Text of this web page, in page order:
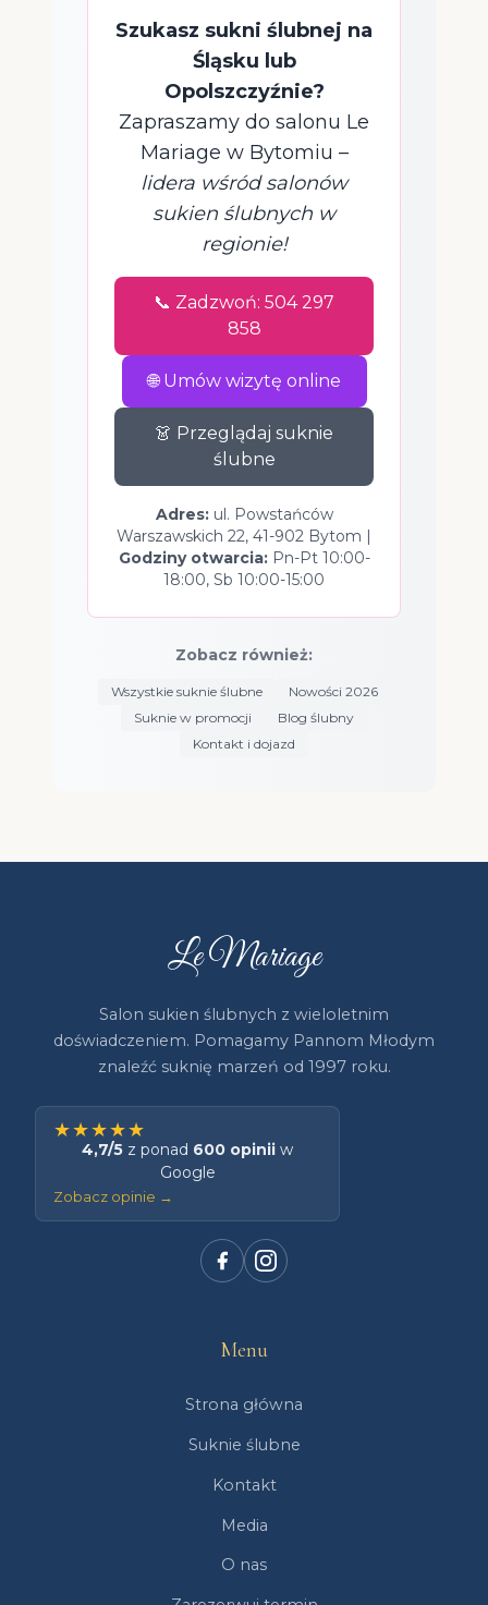
Szukasz sukni ślubnej na
Śląsku lub
Opolszczyźnie?
Zapraszamy do salonu Le
Mariage w Bytomiu –
lidera wśród salonów
sukien ślubnych w
regionie!
📞 Zadzwoń: 504 297
858
🌐 Umów wizytę online
👗 Przeglądaj suknie
ślubne
Adres:ul. Powstańców
Warszawskich 22, 41-902 Bytom |
Godziny otwarcia:Pn-Pt 10:00-
18:00, Sb 10:00-15:00
Zobacz również:
Wszystkie suknie ślubne
Nowości 2026
Suknie w promocji
Blog ślubny
Kontakt i dojazd
Le Mariage
Salon sukien ślubnych z wieloletnim
doświadczeniem. Pomagamy Pannom Młodym
znaleźć suknię marzeń od 1997 roku.
★★★★★
4,7/5 z ponad 600 opinii w
Google
Zobacz opinie →
Menu
Strona główna
Suknie ślubne
Kontakt
Media
O nas